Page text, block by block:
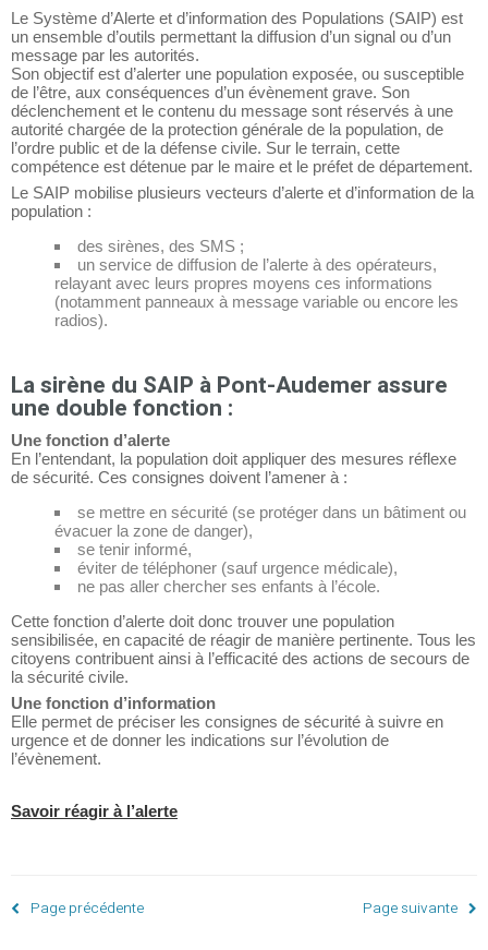
Le Système d’Alerte et d’information des Populations (SAIP) est
un ensemble d’outils permettant la diffusion d’un signal ou d’un
message par les autorités.
Son objectif est d’alerter une population exposée, ou susceptible
de l’être, aux conséquences d’un évènement grave. Son
déclenchement et le contenu du message sont réservés à une
autorité chargée de la protection générale de la population, de
l’ordre public et de la défense civile. Sur le terrain, cette
compétence est détenue par le maire et le préfet de département.
Le SAIP mobilise plusieurs vecteurs d’alerte et d’information de la
population :
des sirènes, des SMS ;
un service de diffusion de l’alerte à des opérateurs,
relayant avec leurs propres moyens ces informations
(notamment panneaux à message variable ou encore les
radios).
La sirène du SAIP à Pont-Audemer assure
une double fonction :
Une fonction d’alerte
En l’entendant, la population doit appliquer des mesures réflexe
de sécurité. Ces consignes doivent l’amener à :
se mettre en sécurité (se protéger dans un bâtiment ou
évacuer la zone de danger),
se tenir informé,
éviter de téléphoner (sauf urgence médicale),
ne pas aller chercher ses enfants à l’école.
Cette fonction d’alerte doit donc trouver une population
sensibilisée, en capacité de réagir de manière pertinente. Tous les
citoyens contribuent ainsi à l’efficacité des actions de secours de
la sécurité civile.
Une fonction d’information
Elle permet de préciser les consignes de sécurité à suivre en
urgence et de donner les indications sur l’évolution de
l’évènement.
Savoir réagir à l’alerte
Page précédente Page suivante